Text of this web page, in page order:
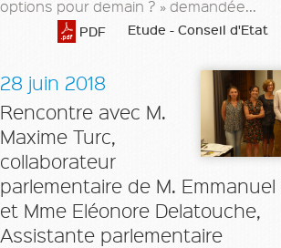
options pour demain ? » demandée...
PDF Etude - Conseil d'Etat
28 juin 2018
Rencontre avec M.
Maxime Turc,
collaborateur
parlementaire de M. Emmanuel
et Mme Eléonore Delatouche,
Assistante parlementaire